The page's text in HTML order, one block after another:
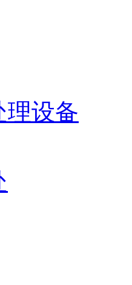
理设备